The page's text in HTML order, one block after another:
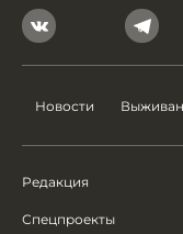
Новости
Редакция
Спецпроекты